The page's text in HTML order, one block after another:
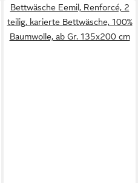
Bettwäsche Eemil, Renforcé, 2
teilig, karierte Bettwäsche, 100%
Baumwolle, ab Gr. 135x200 cm